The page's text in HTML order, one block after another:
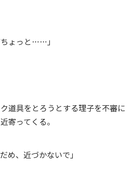
ょっと……」
道具をとろうとする理子を不審に
寄ってくる。
め、近づかないで」